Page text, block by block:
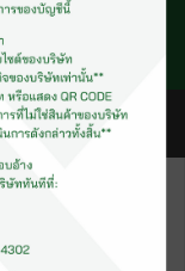
Policy)